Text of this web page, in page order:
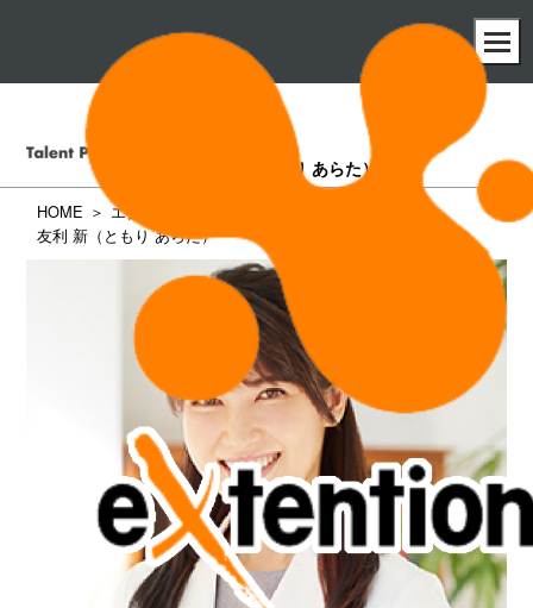
（ともり あらた）
HOME
エクステンション所属タレント一覧
友利 新（ともり あらた）